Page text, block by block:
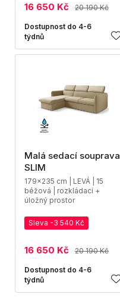
16 650 Kč 20 190 Kč
Dostupnost do 4-6
týdnů
Malá sedací souprava
SLIM
179x235 cm | LEVÁ | 15
béžová | rozkládací +
úložný prostor
Sleva -3 540 Kč
16 650 Kč 20 190 Kč
Dostupnost do 4-6
týdnů